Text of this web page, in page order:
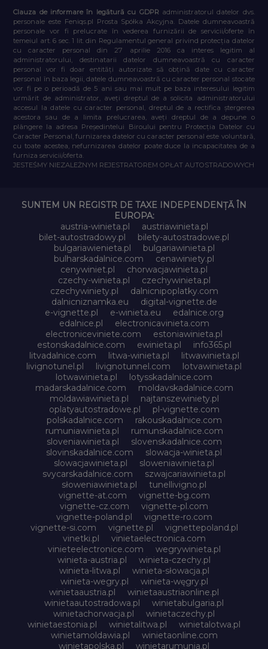
Clauza de informare în legătură cu GDPR administratorul datelor dvs.
personale este Feniqs.pl Prosta Spółka Akcyjna. Datele dumneavoastră
personale vor fi prelucrate în vederea furnizării de servicii/oferte în
temeiul art. 6 sec. 1 lit. din Regulamentul general privind protecția datelor
cu caracter personal din 27 aprilie 2016 ca interes legitim al
administratorului, destinatarii datelor dumneavoastră cu caracter
personal vor fi doar entități autorizate să obțină date cu caracter
personal în baza legii, datele dumneavoastră cu caracter personal stocate
vor fi pe o perioadă de 5 ani sau mai mult pe baza interesului legitim
urmărit de administrator, aveți dreptul de a solicita administratorului
accesul la datele cu caracter personal, dreptul de a rectifica ștergerea
acestora sau de a limita prelucrarea, aveți dreptul de a depune o
plângere la adresa Președintelui Biroului pentru Protecția Datelor cu
Caracter Personal, furnizarea datelor cu caracter personal este voluntară,
cu toate acestea, nefurnizarea datelor poate duce la incapacitatea de a
furniza servicii/oferta.
JESTEŚMY NIEZALEŻNYM REJESTRATOREM OPŁAT AUTOSTRADOWYCH
SUNTEM UN REGISTR DE TAXE INDEPENDENȚĂ ÎN
EUROPA:
austria-winieta.pl
austriawinieta.pl
bilet-autostradowy.pl
bilety-autostradowe.pl
bulgariawienieta.pl
bulgariawinieta.pl
bulharskadalnice.com
cenawiniety.pl
cenywiniet.pl
chorwacjawinieta.pl
czechy-winieta.pl
czechywinieta.pl
czechywiniety.pl
dalnicnipoplatky.com
dalnicniznamka.eu
digital-vignette.de
e-vignette.pl
e-winieta.eu
edalnice.org
edalnice.pl
electronicavinieta.com
electroniceviniete.com
estoniawinieta.pl
estonskadalnice.com
ewinieta.pl
info365.pl
litvadalnice.com
litwa-winieta.pl
litwawinieta.pl
livignotunel.pl
livignotunnel.com
lotvawinieta.pl
lotwawinieta.pl
lotysskadalnice.com
madarskadalnice.com
moldavskadalnice.com
moldawiawinieta.pl
najtanszewiniety.pl
oplatyautostradowe.pl
pl-vignette.com
polskadalnice.com
rakouskadalnice.com
rumuniawinieta.pl
rumunskadalnice.com
sloveniawinieta.pl
slovenskadalnice.com
slovinskadalnice.com
slowacja-winieta.pl
slowacjawinieta.pl
sloweniawinieta.pl
svycarskadalnice.com
szwajcariawinieta.pl
słoweniawinieta.pl
tunellivigno.pl
vignette-at.com
vignette-bg.com
vignette-cz.com
vignette-pl.com
vignette-poland.pl
vignette-ro.com
vignette-si.com
vignette.pl
vignettepoland.pl
vinetki.pl
vinietaelectronica.com
vinieteelectronice.com
wegrywinieta.pl
winieta-austria.pl
winieta-czechy.pl
winieta-litwa.pl
winieta-słowacja.pl
winieta-wegry.pl
winieta-węgry.pl
winietaaustria.pl
winietaaustriaonline.pl
winietaautostradowa.pl
winietabulgaria.pl
winietachorwacja.pl
winietaczechy.pl
winietaestonia.pl
winietalitwa.pl
winietalotwa.pl
winietamoldawia.pl
winietaonline.com
winietapolska.pl
winietarumunia.pl